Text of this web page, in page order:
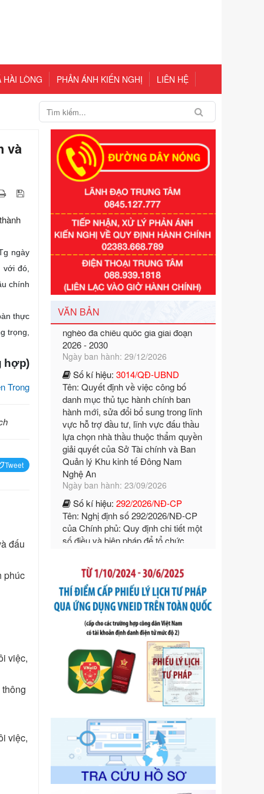
HÀI LÒNG PHẢN ÁNH KIẾN NGHỊ LIÊN HỆ
và
ngày
đó,
chính
thực
trọng,
hợp)
Trong
Tweet
đấu
phúc
việc,
việc,
VĂN BẢN
Số kí hiệu:351/2025/NĐ-CP
Tên: Nghị định số 351/2025/NĐ-CP
của Chính phủ: Quy định chuẩn
nghèo đa chiều quốc gia giai đoạn
2026 - 2030
Ngày ban hành: 29/12/2026
Số kí hiệu:3014/QĐ-UBND
Tên: Quyết định về việc công bố
danh mục thủ tục hành chính ban
hành mới, sửa đổi bổ sung trong lĩnh
vực hỗ trợ đầu tư, lĩnh vực đấu thầu
lựa chọn nhà thầu thuộc thẩm quyền
giải quyết của Sở Tài chính và Ban
Quản lý Khu kinh tế Đông Nam
Nghệ An
Ngày ban hành: 23/09/2026
Số kí hiệu:292/2026/NĐ-CP
Tên: Nghị định số 292/2026/NĐ-CP
của Chính phủ: Quy định chi tiết một
số điều và biện pháp để tổ chức,
hướng dẫn thi hành Luật Quản lý
ngoại thương
Ngày ban hành: 21/07/2026
Tên: Nghị định số 292/2026/NĐ-CP
của Chính phủ: Quy định chi tiết một
số điều và biện pháp để tổ chức,
hướng dẫn thi hành Luật Quản lý
ngoại thương
Ngày ban hành: 21/07/2026
Số kí hiệu:105/2026/TT-BTC
Tên: Thông tư số 105/2026/TT-BTC
của Bộ Tài chính: Bãi bỏ Thông tư số
87/2019/TT- BТC ngày 19 tháng 12
năm 2019 của Bộ trưởng Bộ Tài
vi phạm hành chính trong lĩnh vực
kho bạc nhà nước
Ngày ban hành: 21/07/2026
Số kí hiệu:291/2026/NĐ-CP
Tên: Nghị định số 291/2026/NĐ-CP